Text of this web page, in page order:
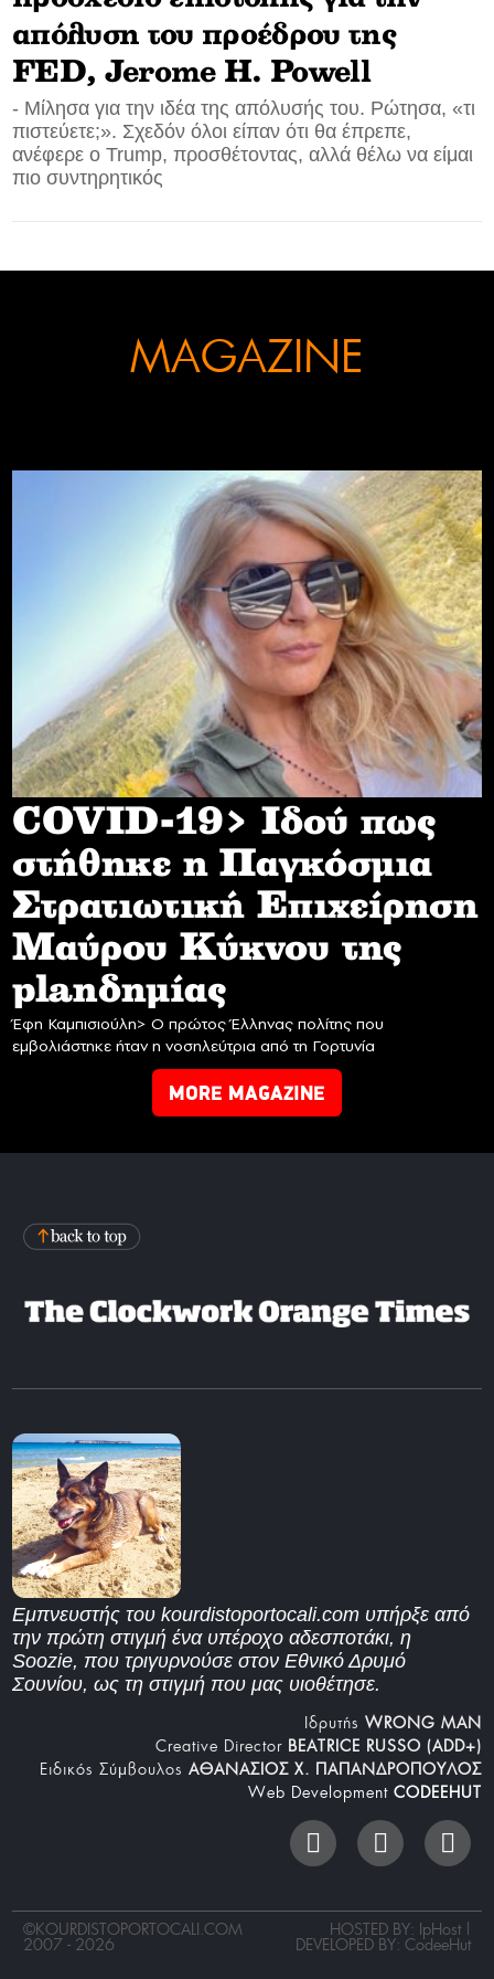
CONTACT
ADVERTISE
απόλυση του προέδρου της
FED, Jerome H. Powell
- Μίλησα για την ιδέα της απόλυσής του. Ρώτησα, «τι
πιστεύετε;». Σχεδόν όλοι είπαν ότι θα έπρεπε,
ανέφερε ο Trump, προσθέτοντας, αλλά θέλω να είμαι
πιο συντηρητικός
MAGAZINE
COVID-19> Iδού πως
στήθηκε η Παγκόσμια
Στρατιωτική Επιχείρηση
Mαύρου Κύκνου της
planδημίας
Έφη Καμπισιούλη> Ο πρώτος Έλληνας πολίτης που
εμβολιάστηκε ήταν η νοσηλεύτρια από τη Γορτυνία
MORE MAGAZINE
Εμπνευστής του kourdistoportocali.com υπήρξε από
την πρώτη στιγμή ένα υπέροχο αδεσποτάκι, η
Soozie, που τριγυρνούσε στον Εθνικό Δρυμό
Σουνίου, ως τη στιγμή που μας υιοθέτησε.
Iδρυτής WRONG MAN
Creative Director BEATRICE RUSSO (ADD+)
Ειδικός Σύμβουλος ΑΘΑΝΑΣΙΟΣ Χ. ΠΑΠΑΝΔΡΟΠΟΥΛΟΣ
Web Development CODEEHUT
©KOURDISTOPORTOCALI.COM
2007 - 2026
HOSTED BY: IpHost |
DEVELOPED BY: CodeeHut